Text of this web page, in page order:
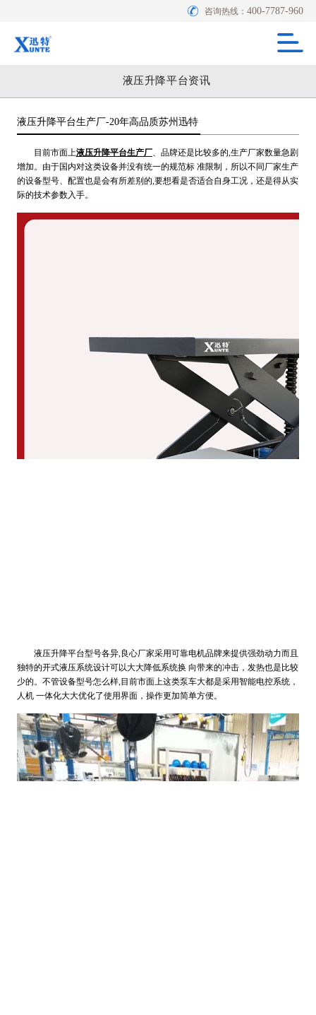
咨询热线：400-7787-960
液压升降平台资讯
液压升降平台生产厂-20年高品质苏州迅特
目前市面上液压升降平台生产厂、品牌还是比较多的,生产厂家数量急剧
增加。由于国内对这类设备并没有统一的规范标 准限制，所以不同厂家生产
的设备型号、配置也是会有所差别的,要想看是否适合自身工况，还是得从实
际的技术参数入手。
液压升降平台型号各异,良心厂家采用可靠电机品牌来提供强劲动力而且
独特的开式液压系统设计可以大大降低系统换 向带来的冲击，发热也是比较
少的。不管设备型号怎么样,目前市面上这类泵车大都是采用智能电控系统，
人机 一体化大大优化了使用界面，操作更加简单方便。